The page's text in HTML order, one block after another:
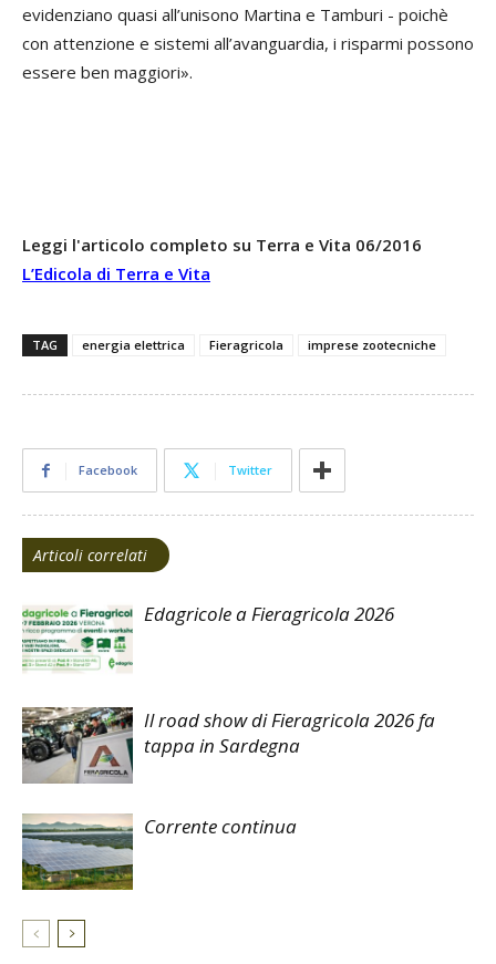
evidenziano quasi all’unisono Martina e Tamburi - poichè
con attenzione e sistemi all’avanguardia, i risparmi possono
essere ben maggiori».
Leggi l'articolo completo su Terra e Vita 06/2016
L’Edicola di Terra e Vita
TAG energia elettrica Fieragricola imprese zootecniche
Facebook Twitter
Articoli correlati
Edagricole a Fieragricola 2026
Il road show di Fieragricola 2026 fa
tappa in Sardegna
Corrente continua